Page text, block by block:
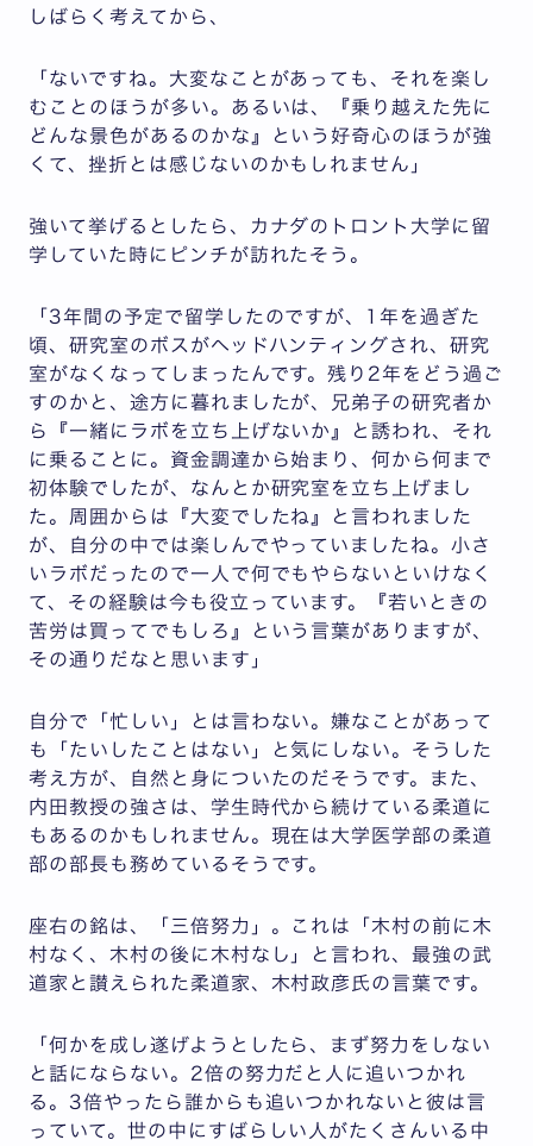
しばらく考えてから、
「ないですね。大変なことがあっても、それを楽し
むことのほうが多い。あるいは、『乗り越えた先に
どんな景色があるのかな』という好奇心のほうが強
くて、挫折とは感じないのかもしれません」
強いて挙げるとしたら、カナダのトロント大学に留
学していた時にピンチが訪れたそう。
「3年間の予定で留学したのですが、1年を過ぎた
頃、研究室のボスがヘッドハンティングされ、研究
室がなくなってしまったんです。残り2年をどう過ご
すのかと、途方に暮れましたが、兄弟子の研究者か
ら『一緒にラボを立ち上げないか』と誘われ、それ
に乗ることに。資金調達から始まり、何から何まで
初体験でしたが、なんとか研究室を立ち上げまし
た。周囲からは『大変でしたね』と言われました
が、自分の中では楽しんでやっていましたね。小さ
いラボだったので一人で何でもやらないといけなく
て、その経験は今も役立っています。『若いときの
苦労は買ってでもしろ』という言葉がありますが、
その通りだなと思います」
自分で「忙しい」とは言わない。嫌なことがあって
も「たいしたことはない」と気にしない。そうした
考え方が、自然と身についたのだそうです。また、
内田教授の強さは、学生時代から続けている柔道に
もあるのかもしれません。現在は大学医学部の柔道
部の部長も務めているそうです。
座右の銘は、「三倍努力」。これは「木村の前に木
村なく、木村の後に木村なし」と言われ、最強の武
道家と讃えられた柔道家、木村政彦氏の言葉です。
「何かを成し遂げようとしたら、まず努力をしない
と話にならない。2倍の努力だと人に追いつかれ
る。3倍やったら誰からも追いつかれないと彼は言
っていて。世の中にすばらしい人がたくさんいる中